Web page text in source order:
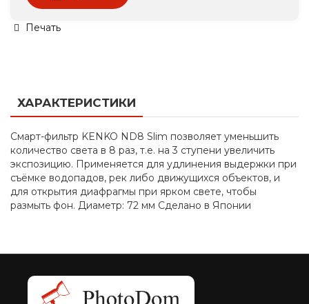
Печать
ХАРАКТЕРИСТИКИ
Смарт-фильтр KENKO ND8 Slim позволяет уменьшить
количество света в 8 раз, т.е. на 3 ступени увеличить
экспозицию. Применяется для удлинения выдержки при
съёмке водопадов, рек либо движущихся объектов, и
для открытия диафрагмы при ярком свете, чтобы
размыть фон. Диаметр: 72 мм Сделано в Японии